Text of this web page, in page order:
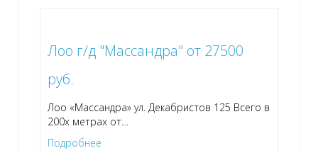
Лоо г/д "Массандра" от 27500
руб.
Лоо «Массандра» ул. Декабристов 125 Всего в
200х метрах от
Подробнее